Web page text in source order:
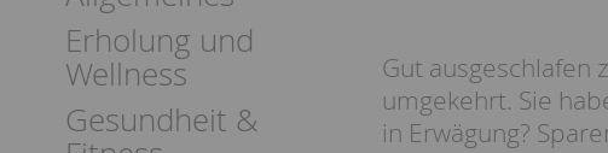
Erholung und
Wellness
Gesundheit &
Gut ausgeschlafen
umgekehrt. Sie
in Erwägung?